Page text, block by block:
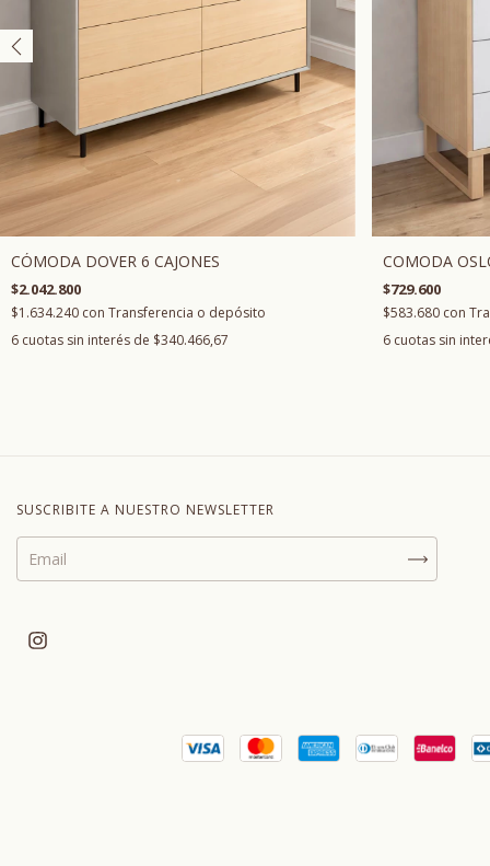
CÓMODA DOVER 6 CAJONES
$2.042.800
$1.634.240 con Transferencia o depósito
6 cuotas sin interés de $340.466,67
COMODA
$729.600
$583.680 con
6 cuotas sin
SUSCRIBITE A NUESTRO NEWSLETTER